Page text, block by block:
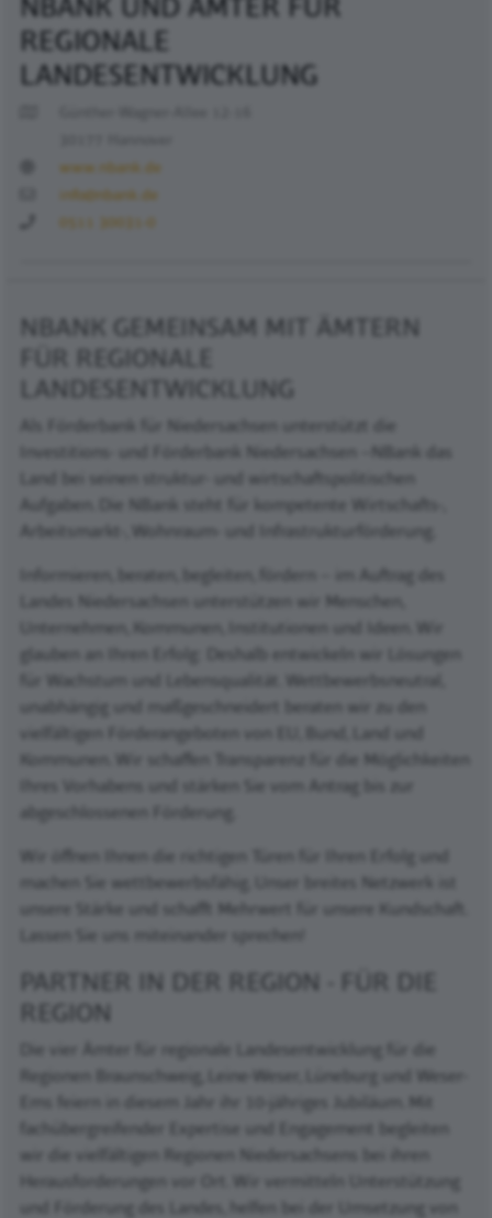
REGIONALE
LANDESENTWICKLUNG
www.nbank.de
info@nbank.de
0511 30031-0
NBANK GEMEINSAM MIT ÄMTERN
FÜR REGIONALE
LANDESENTWICKLUNG
Als Förderbank für Niedersachsen unterstützt die
Investitions- und Förderbank Niedersachsen –NBank das
Land bei seinen struktur- und wirtschaftspolitischen
Aufgaben. Die NBank steht für kompetente Wirtschafts-,
Arbeitsmarkt-, Wohnraum- und Infrastrukturförderung.
Informieren, beraten, begleiten, fördern – im Auftrag des
Landes Niedersachsen unterstützen wir Menschen,
Unternehmen, Kommunen, Institutionen und Ideen. Wir
glauben an Ihren Erfolg: Deshalb entwickeln wir Lösungen
für Wachstum und Lebensqualität. Wettbewerbsneutral,
unabhängig und maßgeschneidert beraten wir zu den
vielfältigen Förderangeboten von EU, Bund, Land und
Kommunen. Wir schaffen Transparenz für die Möglichkeiten
Ihres Vorhabens und stärken Sie vom Antrag bis zur
abgeschlossenen Förderung.
Wir öffnen Ihnen die richtigen Türen für Ihren Erfolg und
machen Sie wettbewerbsfähig. Unser breites Netzwerk ist
unsere Stärke und schafft Mehrwert für unsere Kundschaft.
Lassen Sie uns miteinander sprechen!
PARTNER IN DER REGION - FÜR DIE
REGION
Die vier Ämter für regionale Landesentwicklung für die
Regionen Braunschweig, Leine-Weser, Lüneburg und Weser-
Ems feiern in diesem Jahr ihr 10-jähriges Jubiläum. Mit
fachübergreifender Expertise und Engagement begleiten
wir die vielfältigen Regionen Niedersachsens bei ihren
Herausforderungen vor Ort. Wir vermitteln Unterstützung
und Förderung des Landes, helfen bei der Umsetzung von